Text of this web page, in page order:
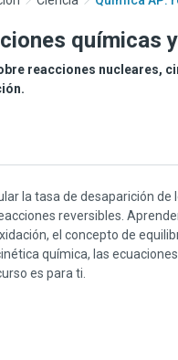
químicas
reacciones nucleares,
la tasa de desaparición
reversibles.
el concepto de
química, las
es para ti.